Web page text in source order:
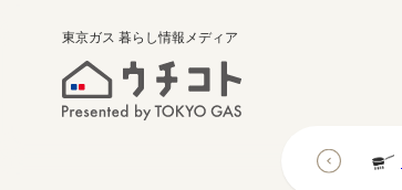
東京ガス 暮らし情報メディア
ウチの台所